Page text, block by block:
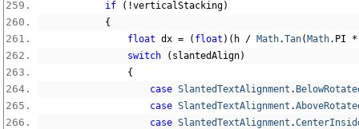
if (!verticalStacking)
{
float dx = ( float )( h / Math.Tan( Math. PI *
switch
( slantedAlign)
{
case SlantedTextAlignment .
case SlantedTextAlignment .
case SlantedTextAlignment .